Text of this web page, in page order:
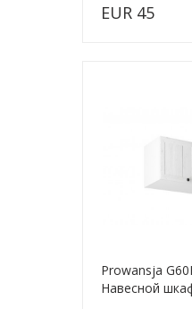
EUR 45
Prowansja
Навесной